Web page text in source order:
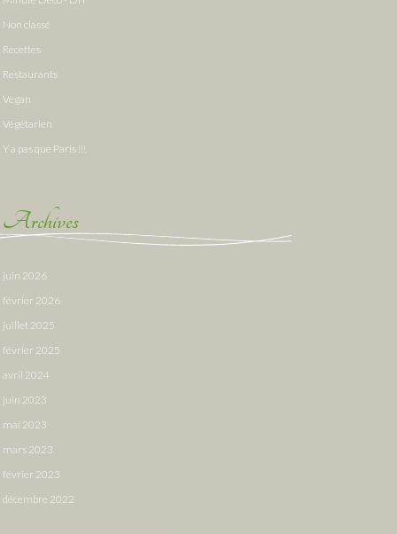
Non classé
Recettes
Restaurants
Vegan
Végétarien
Y a pas que Paris !!!
Archives
juin 2026
février 2026
juillet 2025
février 2025
avril 2024
juin 2023
mai 2023
mars 2023
février 2023
décembre 2022